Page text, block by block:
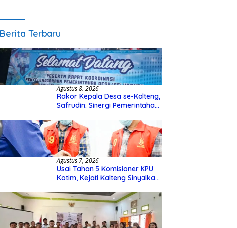
Berita Terbaru
Agustus 8, 2026
Rakor Kepala Desa se-Kalteng,
Safrudin: Sinergi Pemerintahan
Pembangunan Desa
Agustus 7, 2026
Usai Tahan 5 Komisioner KPU
Kotim, Kejati Kalteng Sinyalkan
Hibah Rp40 Miliar